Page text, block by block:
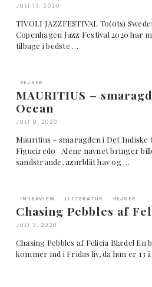
JULI 13, 2020
TIVOLI JAZZFESTIVAL To(ots)
Copenhagen Jazz Festival 2020 har
tilbage i bedste …
REJSER
MAURITIUS –
Ocean
JULI 9, 2020
Mauritius – smaragden i Det Indiske
Figueiredo Alene navnet bringer
sandstrande, azurblåt hav og …
INTERVIEW LITTERATUR REJSER
Chasing Pebbles af
JULI 3, 2020
Chasing Pebbles af Felicia Blædel
kommer ind i Fridas liv, da hun er 13